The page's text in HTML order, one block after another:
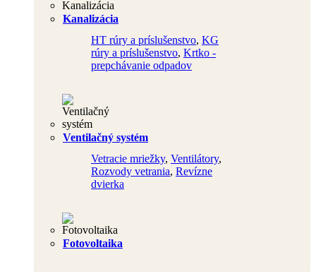
Kanalizácia
HT rúry a príslušenstvo, KG
rúry a príslušenstvo, Krtko -
prepchávanie odpadov
Ventilačný systém
Vetracie mriežky, Ventilátory,
Rozvody vetrania, Revízne
dvierka
Fotovoltaika